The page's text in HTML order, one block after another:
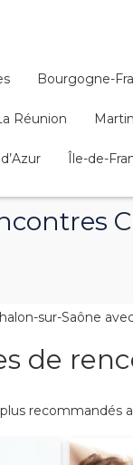
Bourgogne-
Réunion
Île-de-
sur-Saône
de
recommandés